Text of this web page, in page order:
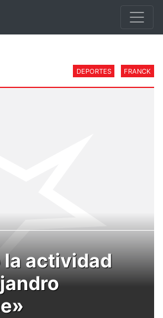
DEPORTES FRANCK
la actividad